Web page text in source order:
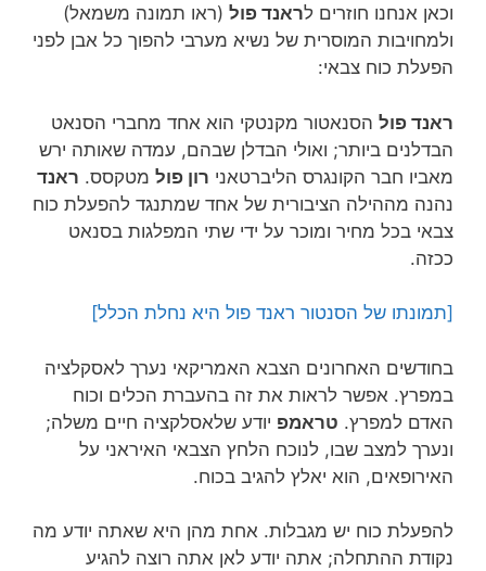
וכאן אנחנו חוזרים לראנד פול (ראו תמונה משמאל)
ולמחויבות המוסרית של נשיא מערבי להפוך כל אבן לפני
הפעלת כוח צבאי:
ראנד פול הסנאטור מקנטקי הוא אחד מחברי הסנאט
הבדלנים ביותר; ואולי הבדלן שבהם, עמדה שאותה ירש
מאביו חבר הקונגרס הליברטאני רון פול מטקסס. ראנד
נהנה מההילה הציבורית של אחד שמתנגד להפעלת כוח
צבאי בכל מחיר ומוכר על ידי שתי המפלגות בסנאט
ככזה.
[תמונתו של הסנטור ראנד פול היא נחלת הכלל]
בחודשים האחרונים הצבא האמריקאי נערך לאסקלציה
במפרץ. אפשר לראות את זה בהעברת הכלים וכוח
האדם למפרץ. טראמפ יודע שלאסלקציה חיים משלה;
ונערך למצב שבו, לנוכח הלחץ הצבאי האיראני על
האירופאים, הוא יאלץ להגיב בכוח.
להפעלת כוח יש מגבלות. אחת מהן היא שאתה יודע מה
נקודת ההתחלה; אתה יודע לאן אתה רוצה להגיע